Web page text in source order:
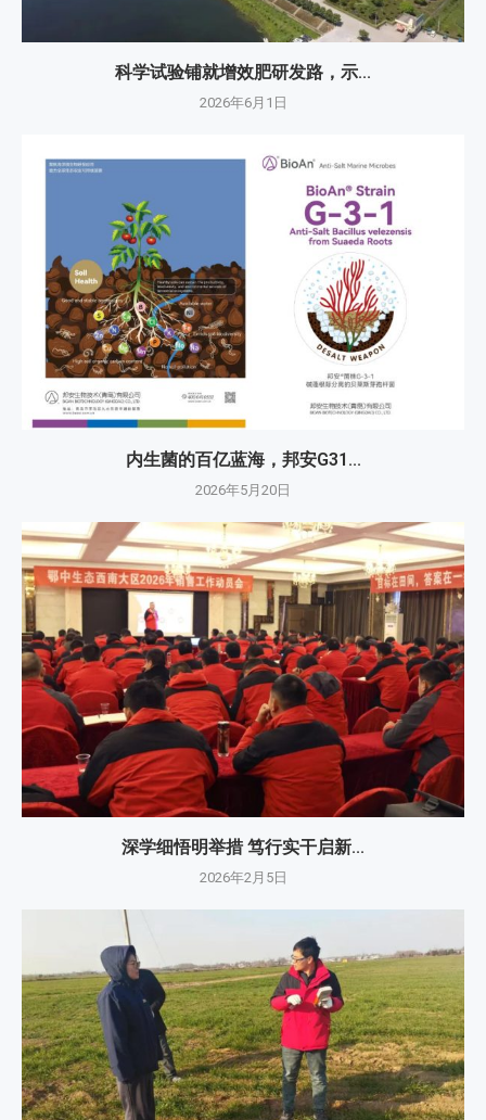
科学试验铺就增效肥研发路，示...
2026年6月1日
内生菌的百亿蓝海，邦安G31...
2026年5月20日
深学细悟明举措 笃行实干启新...
2026年2月5日